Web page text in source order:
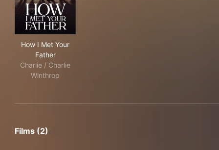
How I Met Your
Father
Charlie / Charlie
Winthrop
Films (2)